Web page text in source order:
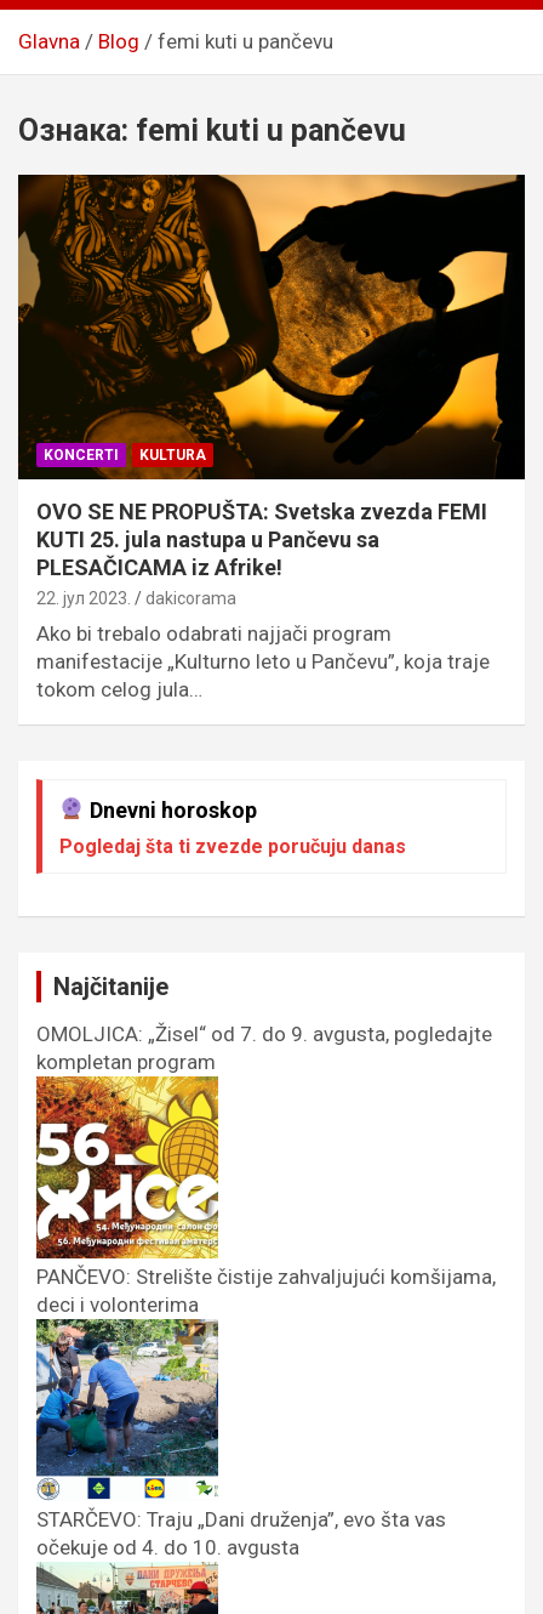
Glavna Blog femi kuti u pančevu
Ознака: femi kuti u pančevu
KONCERTI KULTURA
OVO SE NE PROPUŠTA: Svetska zvezda FEMI
KUTI 25. jula nastupa u Pančevu sa
PLESAČICAMA iz Afrike!
22. јул 2023. dakicorama
Ako bi trebalo odabrati najjači program
manifestacije „Kulturno leto u Pančevu”, koja traje
tokom celog jula…
Dnevni horoskop
Pogledaj šta ti zvezde poručuju danas
Najčitanije
OMOLJICA: „Žisel“ od 7. do 9. avgusta, pogledajte
kompletan program
PANČEVO: Strelište čistije zahvaljujući komšijama,
deci i volonterima
STARČEVO: Traju „Dani druženja”, evo šta vas
očekuje od 4. do 10. avgusta